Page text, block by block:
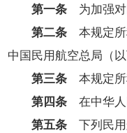
第一条为加强对
第二条本规定所
中国民用航空总局（
第三条本规定所
第四条 在中华
第五条 下列民